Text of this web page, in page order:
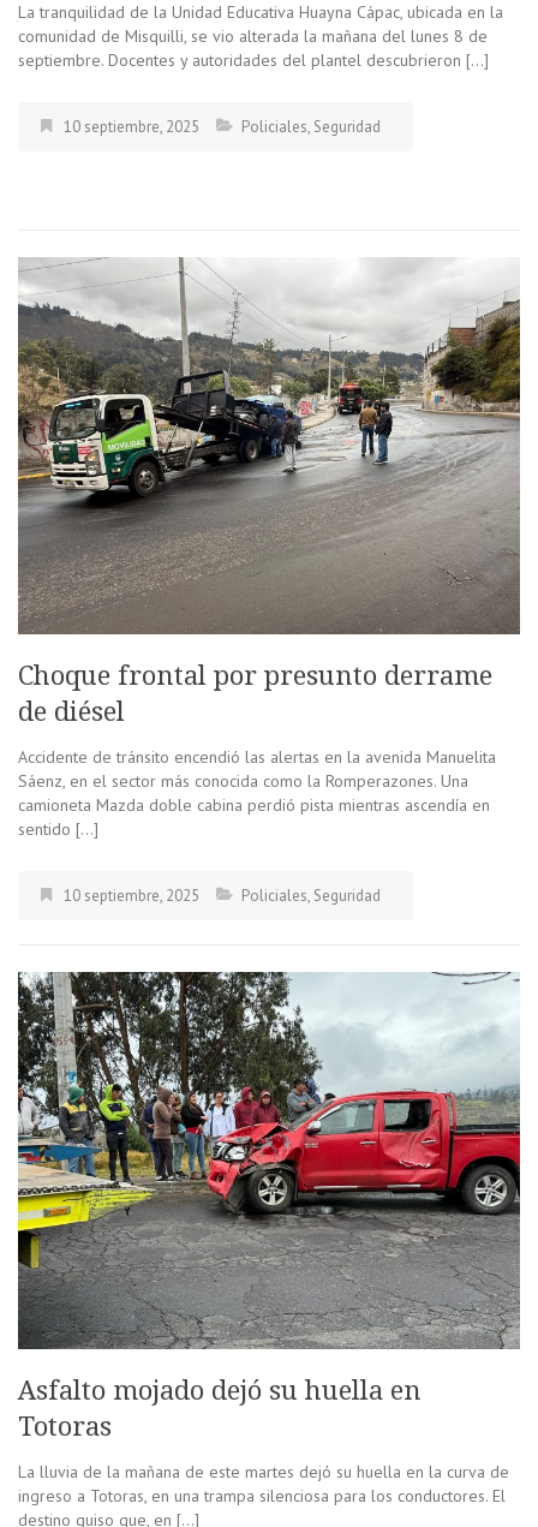
La tranquilidad de la Unidad Educativa Huayna Cápac, ubicada en la
comunidad de Misquilli, se vio alterada la mañana del lunes 8 de
septiembre. Docentes y autoridades del plantel descubrieron […]
10 septiembre, 2025 Policiales, Seguridad
Choque frontal por presunto derrame
de diésel
Accidente de tránsito encendió las alertas en la avenida Manuelita
Sáenz, en el sector más conocida como la Romperazones. Una
camioneta Mazda doble cabina perdió pista mientras ascendía en
sentido […]
10 septiembre, 2025 Policiales, Seguridad
Asfalto mojado dejó su huella en
Totoras
La lluvia de la mañana de este martes dejó su huella en la curva de
ingreso a Totoras, en una trampa silenciosa para los conductores. El
destino quiso que, en […]